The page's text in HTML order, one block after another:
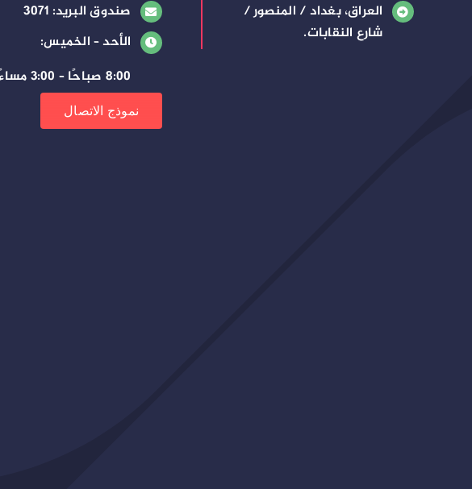
العراق، بغداد / المنصور /
شارع النقابات.
صندوق البريد: 3071
الأحد – الخميس:
8:00 صباحًا – 3:00 مساءً
نموذج الاتصال